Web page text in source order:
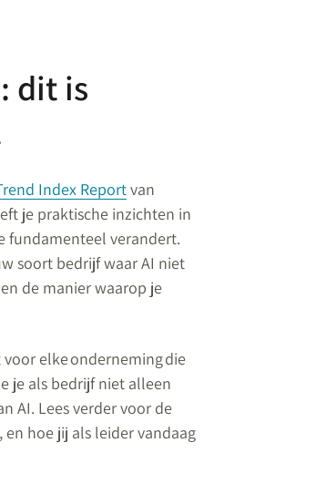
dit is
Index Reportvan
je praktische inzichten in
fundamenteel verandert.
soort bedrijf waar AI niet
de manier waarop je
elke onderneming die
je als bedrijf niet alleen
AI. Lees verder voor de
hoe jij als leider vandaag